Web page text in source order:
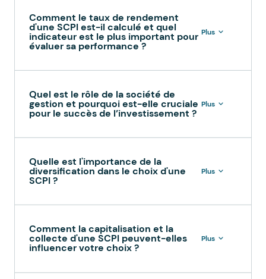
Comment le taux de rendement
d'une SCPI est-il calculé et quel
indicateur est le plus important pour
évaluer sa performance ?
Plus
Quel est le rôle de la société de
gestion et pourquoi est-elle cruciale
pour le succès de l’investissement ?
Plus
Quelle est l'importance de la
diversification dans le choix d'une
SCPI ?
Plus
Comment la capitalisation et la
collecte d'une SCPI peuvent-elles
influencer votre choix ?
Plus